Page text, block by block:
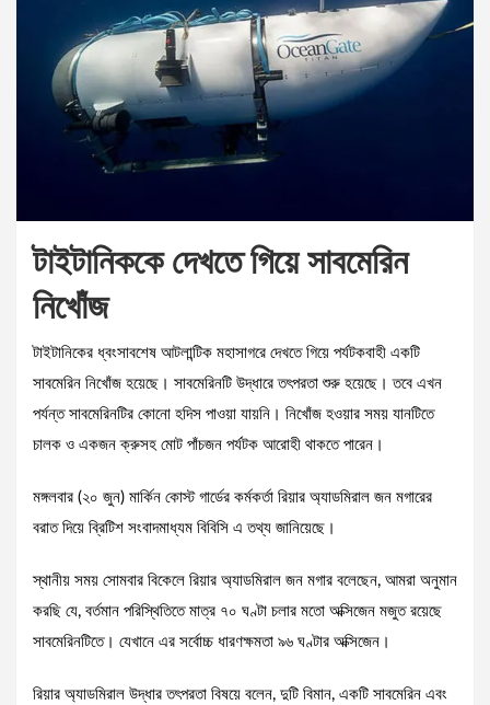
টাইটানিককে দেখতে গিয়ে সাবমেরিন
নিখোঁজ
টাইটানিকের ধ্বংসাবশেষ আটলান্টিক মহাসাগরে দেখতে গিয়ে পর্যটকবাহী একটি
সাবমেরিন নিখোঁজ হয়েছে। সাবমেরিনটি উদ্ধারে তৎপরতা শুরু হয়েছে। তবে এখন
পর্যন্ত সাবমেরিনটির কোনো হদিস পাওয়া যায়নি। নিখোঁজ হওয়ার সময় যানটিতে
চালক ও একজন ক্রুসহ মোট পাঁচজন পর্যটক আরোহী থাকতে পারেন।
মঙ্গলবার (২০ জুন) মার্কিন কোস্ট গার্ডের কর্মকর্তা রিয়ার অ্যাডমিরাল জন মগারের
বরাত দিয়ে ব্রিটিশ সংবাদমাধ্যম বিবিসি এ তথ্য জানিয়েছে।
স্থানীয় সময় সোমবার বিকেলে রিয়ার অ্যাডমিরাল জন মগার বলেছেন, আমরা অনুমান
করছি যে, বর্তমান পরিস্থিতিতে মাত্র ৭০ ঘণ্টা চলার মতো অক্সিজেন মজুত রয়েছে
সাবমেরিনটিতে। যেখানে এর সর্বোচ্চ ধারণক্ষমতা ৯৬ ঘণ্টার অক্সিজেন।
রিয়ার অ্যাডমিরাল উদ্ধার তৎপরতা বিষয়ে বলেন, দুটি বিমান, একটি সাবমেরিন এবং